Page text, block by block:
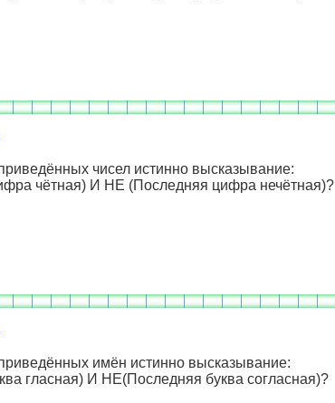
чисел истинно высказывание:
чётная) И НЕ (Последняя цифра нечётная)?
имён истинно высказывание:
гласная) И НЕ(Последняя буква согласная)?